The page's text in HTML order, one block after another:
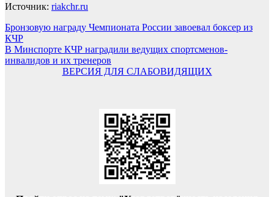
Источник: riakchr.ru
Навигация
по
записям
Бронзовую награду Чемпионата России завоевал боксер из
КЧР
В Минспорте КЧР наградили ведущих спортсменов-
инвалидов и их тренеров
ВЕРСИЯ ДЛЯ СЛАБОВИДЯЩИХ